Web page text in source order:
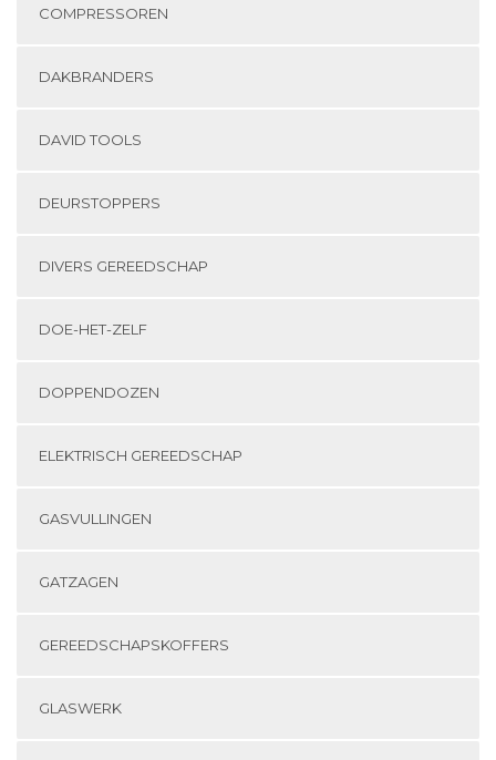
COMPRESSOREN
DAKBRANDERS
DAVID TOOLS
DEURSTOPPERS
DIVERS GEREEDSCHAP
DOE-HET-ZELF
DOPPENDOZEN
ELEKTRISCH GEREEDSCHAP
GASVULLINGEN
GATZAGEN
GEREEDSCHAPSKOFFERS
GLASWERK